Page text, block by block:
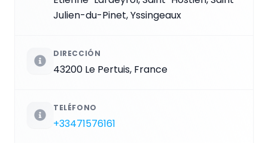
Julien-du-Pinet, Yssingeaux
DIRECCIÓN
43200 Le Pertuis, France
TELÉFONO
+33471576161